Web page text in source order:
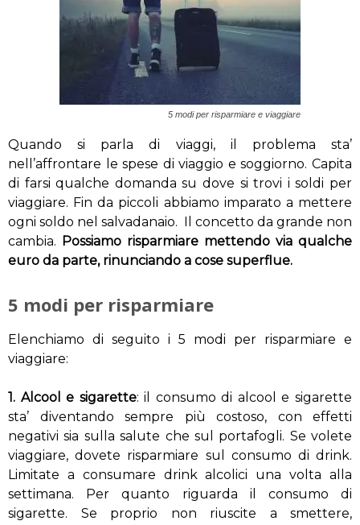
5 modi per risparmiare e viaggiare
Quando si parla di viaggi, il problema sta’
nell’affrontare le spese di viaggio e soggiorno. Capita
di farsi qualche domanda su dove si trovi i soldi per
viaggiare. Fin da piccoli abbiamo imparato a mettere
ogni soldo nel salvadanaio. Il concetto da grande non
cambia. Possiamo risparmiare mettendo via qualche
euro da parte, rinunciando a cose superflue.
5 modi per risparmiare
Elenchiamo di seguito i 5 modi per risparmiare e
viaggiare:
1. Alcool e sigarette: il consumo di alcool e sigarette
sta’ diventando sempre più costoso, con effetti
negativi sia sulla salute che sul portafogli. Se volete
viaggiare, dovete risparmiare sul consumo di drink.
Limitate a consumare drink alcolici una volta alla
settimana. Per quanto riguarda il consumo di
sigarette. Se proprio non riuscite a smettere,